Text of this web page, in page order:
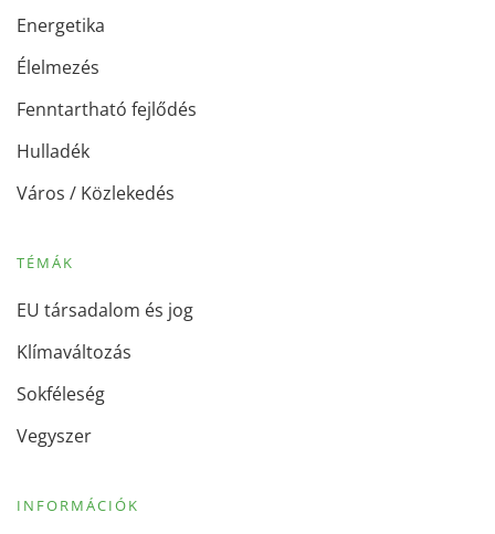
Energetika
Élelmezés
Fenntartható fejlődés
Hulladék
Város / Közlekedés
TÉMÁK
EU társadalom és jog
Klímaváltozás
Sokféleség
Vegyszer
INFORMÁCIÓK